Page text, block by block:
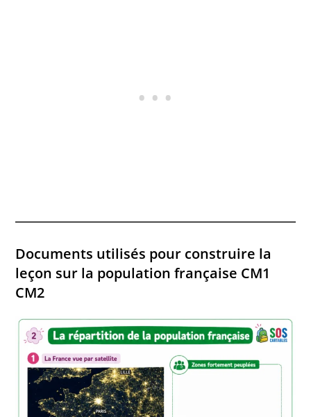
Documents utilisés pour construire la
leçon sur la population française CM1
CM2